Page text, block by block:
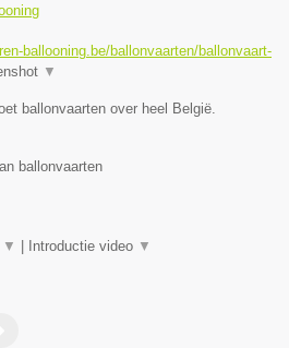
ballooning.be/ballonvaarten/ballonvaart-
▼
ballonvaarten over heel België.
ballonvaarten
▼ | Introductie video ▼